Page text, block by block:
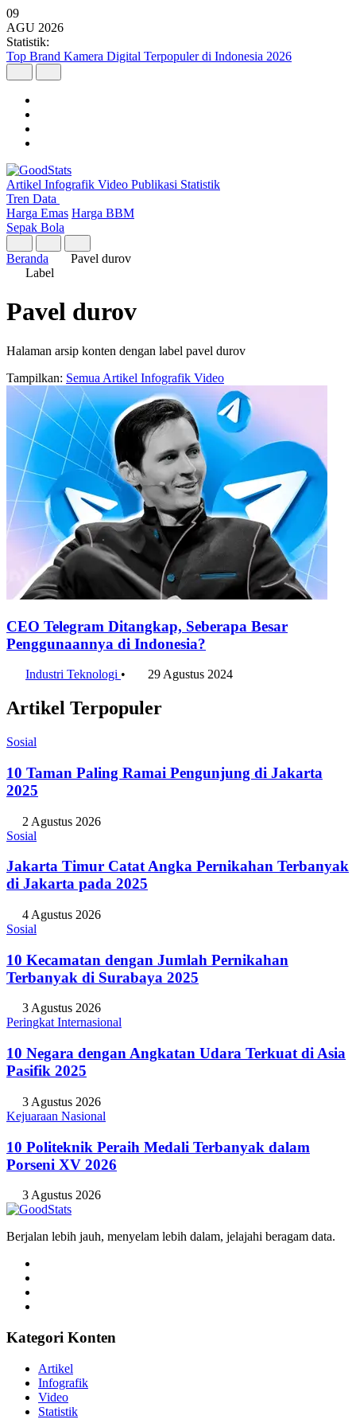
09
AGU 2026
Statistik:
Top Brand Kamera Digital Terpopuler di Indonesia 2026
Artikel Infografik Video Publikasi Statistik
Tren Data
Harga Emas Harga BBM
Sepak Bola
Beranda
Pavel durov
Label
Pavel durov
Halaman arsip konten dengan label pavel durov
Tampilkan: Semua Artikel Infografik Video
CEO Telegram Ditangkap, Seberapa Besar
Penggunaannya di Indonesia?
Industri Teknologi • 29 Agustus 2024
Artikel Terpopuler
Sosial
10 Taman Paling Ramai Pengunjung di Jakarta
2025
2 Agustus 2026
Sosial
Jakarta Timur Catat Angka Pernikahan Terbanyak
di Jakarta pada 2025
4 Agustus 2026
Sosial
10 Kecamatan dengan Jumlah Pernikahan
Terbanyak di Surabaya 2025
3 Agustus 2026
Peringkat Internasional
10 Negara dengan Angkatan Udara Terkuat di Asia
Pasifik 2025
3 Agustus 2026
Kejuaraan Nasional
10 Politeknik Peraih Medali Terbanyak dalam
Porseni XV 2026
3 Agustus 2026
Berjalan lebih jauh, menyelam lebih dalam, jelajahi beragam data.
Kategori Konten
Artikel
Infografik
Video
Statistik